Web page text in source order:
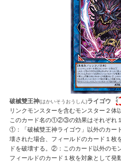
破械雙王神(はかいそうおうしん)ライゴウ
リンクモンスターを含むモンスター２体
このカード名の①②③の効果はそれぞれ
①：「破械雙王神ライゴウ」以外のカー
壊された場合、フィールドのカード１枚
ドを破壊する。②：このカード以外のモ
フィールドのカード１枚を対象として発